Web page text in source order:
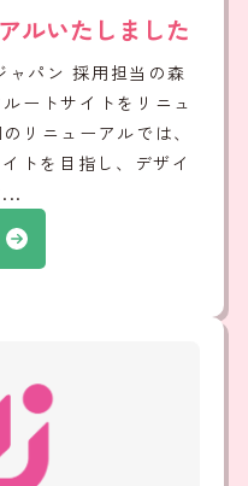
ルいたしました
ャパン 採用担当の森
ートサイトをリニュ
リニューアルでは、
トを目指し、デザイ